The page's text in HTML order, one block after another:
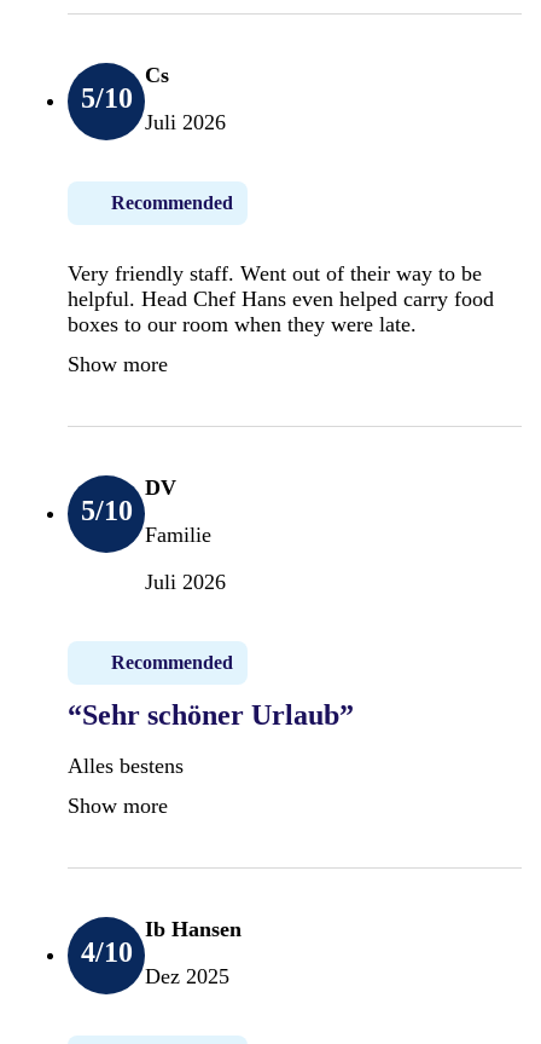
5/10
Cs
Juli 2026
Recommended
Very friendly staff. Went out of their way to be
helpful. Head Chef Hans even helped carry food
boxes to our room when they were late.
Show more
5/10
DV
Familie
Juli 2026
Recommended
“Sehr schöner Urlaub”
Alles bestens
Show more
4/10
Ib Hansen
Dez 2025